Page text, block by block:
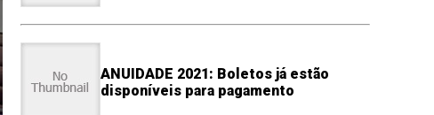
ANUIDADE 2021: Boletos já estão
disponíveis para pagamento